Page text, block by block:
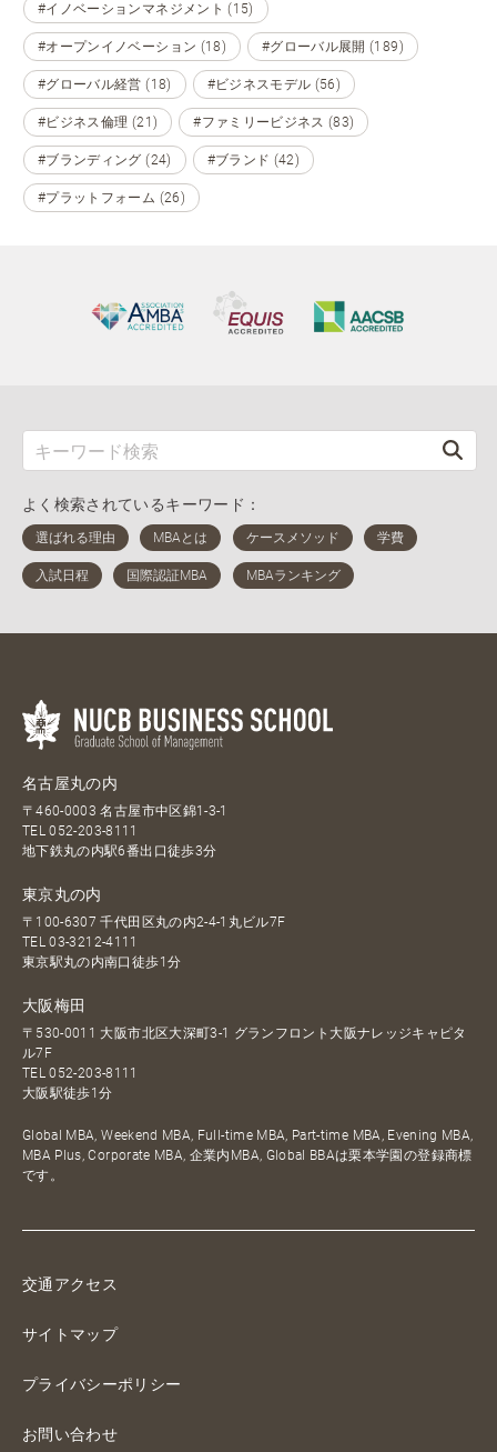
#イノベーションマネジメント (15)
#オープンイノベーション (18) #グローバル展開 (189)
#グローバル経営 (18) #ビジネスモデル (56)
#ビジネス倫理 (21) #ファミリービジネス (83)
#ブランディング (24) #ブランド (42)
#プラットフォーム (26)
よく検索されているキーワード：
名古屋丸の内
〒460-0003 名古屋市中区錦1-3-1
TEL052-203-8111
地下鉄丸の内駅6番出口徒歩3分
東京丸の内
〒100-6307 千代田区丸の内2-4-1丸ビル7F
TEL03-3212-4111
東京駅丸の内南口徒歩1分
大阪梅田
〒530-0011 大阪市北区大深町3-1 グランフロント大阪ナレッジキャピタ
ル7F
TEL052-203-8111
大阪駅徒歩1分
Global MBA, Weekend MBA, Full-time MBA, Part-time MBA, Evening MBA,
MBA Plus, Corporate MBA, 企業内MBA, Global BBAは栗本学園の登録商標
です。
交通アクセス
サイトマップ
プライバシーポリシー
お問い合わせ